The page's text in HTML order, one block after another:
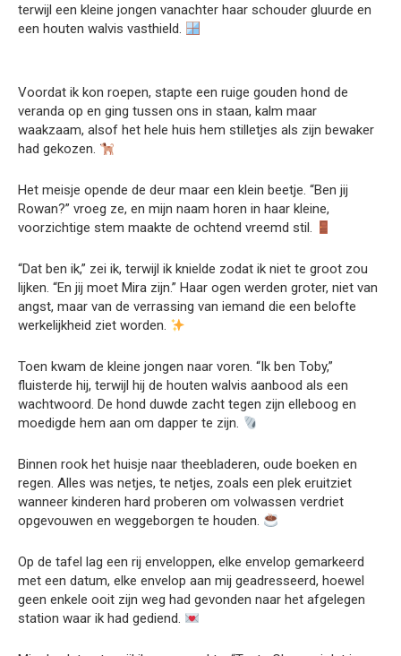
terwijl een kleine jongen vanachter haar schouder gluurde en
een houten walvis vasthield.
Voordat ik kon roepen, stapte een ruige gouden hond de
veranda op en ging tussen ons in staan, kalm maar
waakzaam, alsof het hele huis hem stilletjes als zijn bewaker
had gekozen.
Het meisje opende de deur maar een klein beetje. “Ben jij
Rowan?” vroeg ze, en mijn naam horen in haar kleine,
voorzichtige stem maakte de ochtend vreemd stil.
“Dat ben ik,” zei ik, terwijl ik knielde zodat ik niet te groot zou
lijken. “En jij moet Mira zijn.” Haar ogen werden groter, niet van
angst, maar van de verrassing van iemand die een belofte
werkelijkheid ziet worden.
Toen kwam de kleine jongen naar voren. “Ik ben Toby,”
fluisterde hij, terwijl hij de houten walvis aanbood als een
wachtwoord. De hond duwde zacht tegen zijn elleboog en
moedigde hem aan om dapper te zijn.
Binnen rook het huisje naar theebladeren, oude boeken en
regen. Alles was netjes, te netjes, zoals een plek eruitziet
wanneer kinderen hard proberen om volwassen verdriet
opgevouwen en weggeborgen te houden.
Op de tafel lag een rij enveloppen, elke envelop gemarkeerd
met een datum, elke envelop aan mij geadresseerd, hoewel
geen enkele ooit zijn weg had gevonden naar het afgelegen
station waar ik had gediend.